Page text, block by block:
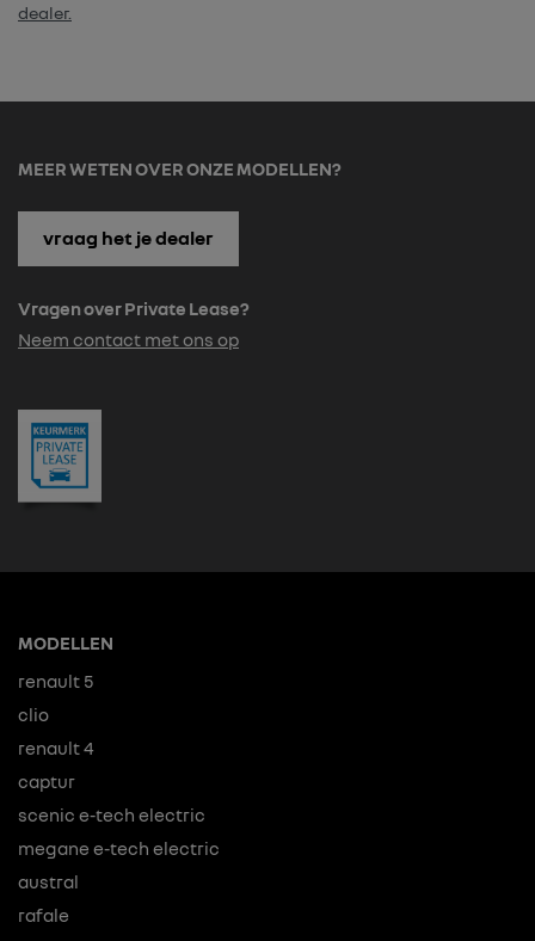
dealer.
MEER WETEN OVER ONZE MODELLEN?
vraag het je dealer
Vragen over Private Lease?
Neem contact met ons op
MODELLEN
renault 5
clio
renault 4
captur
scenic e-tech electric
megane e-tech electric
austral
rafale